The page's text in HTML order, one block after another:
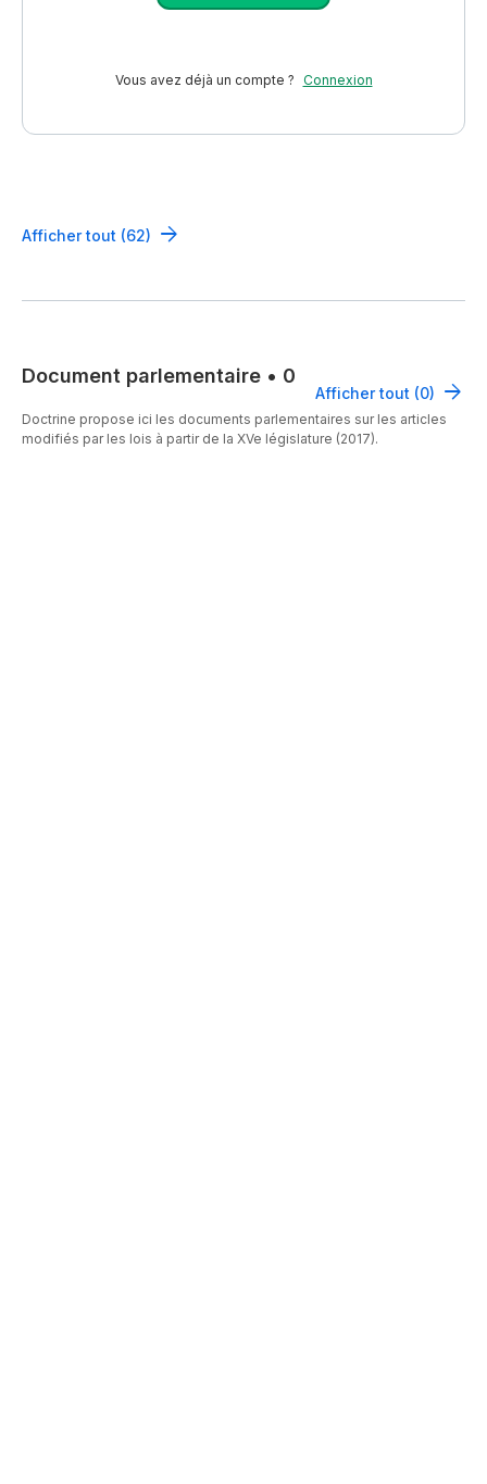
Vous avez déjà un compte ? Connexion
Afficher tout (62)
Document parlementaire • 0
Afficher tout (0)
Doctrine propose ici les documents parlementaires sur les articles
modifiés par les lois à partir de la XVe législature (2017).